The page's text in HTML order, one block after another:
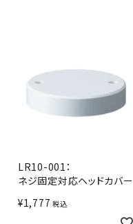
LR10-001：
ネジ固定対応ヘッドカバー
¥1,777 税込